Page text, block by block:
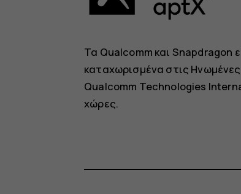
Τα Qualcomm και Snapdragon
καταχωρισμένα στις Ηνωμένες
Qualcomm Technologies
χώρες.